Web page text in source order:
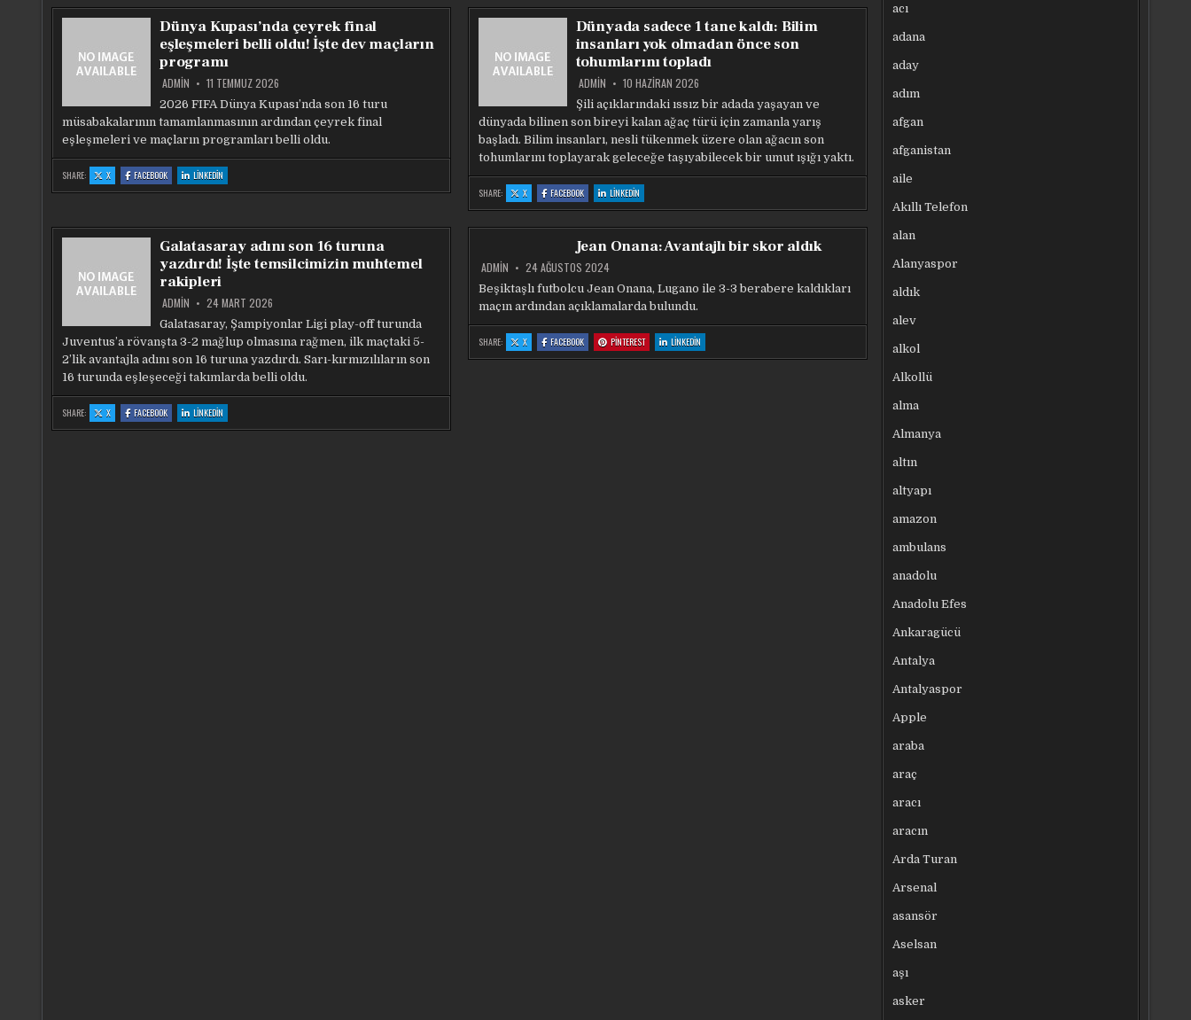
AVRUPA
KUPALARINDA
BEŞIKTAŞ
VE
TRABZONSPOR’UN
OLASI
OLACAK
AVRUPA
KURA
ÇEKIMI!
FENERBAHÇE,
BEŞIKTAŞ
VE
TRABZONSPOR’UN
OLASI
RAKIPLERI
BELLI
OLACAK
AVRUPA
KURA
ÇEKIMI!
FENERBAHÇE,
BEŞIKTAŞ
VE
TRABZONSPOR’UN
OLASI
RAKIPLERI
BELLI
OLACAK
Dünya Kupası’nda çeyrek final
eşleşmeleri belli oldu! İşte dev maçların
programı
ADMIN 11 TEMMUZ 2026
2026 FIFA Dünya Kupası’nda son 16 turu
müsabakalarının tamamlanmasının ardından çeyrek final
eşleşmeleri ve maçların programları belli oldu.
SHARE: X:
DÜNYA
KUPASI’NDA
BELLI
OLDU!
PROGRAMI
FACEBOOK:
DÜNYA
KUPASI’NDA
BELLI
İŞTE
DEV
MAÇLARIN
PROGRAMI
LINKEDIN
DÜNYA
KUPASI’NDA
BELLI
İŞTE
DEV
MAÇLARIN
PROGRAMI
Dünyada sadece 1 tane kaldı: Bilim
insanları yok olmadan önce son
tohumlarını topladı
ADMIN 10 HAZIRAN 2026
Şili açıklarındaki ıssız bir adada yaşayan ve
dünyada bilinen son bireyi kalan ağaç türü için zamanla yarış
başladı. Bilim insanları, nesli tükenmek üzere olan ağacın son
tohumlarını toplayarak geleceğe taşıyabilecek bir umut ışığı yaktı.
SHARE: X:
DÜNYADA
SADECE
TANE
YOK
OLMADAN
ÖNCE
SON
TOHUMLARINI
TOPLADI
FACEBOOK:
DÜNYADA
SADECE
TANE
BILIM
INSANLARI
YOK
OLMADAN
SON
TOHUMLARINI
TOPLADI
LINKEDIN:
DÜNYADA
SADECE
TANE
BILIM
INSANLARI
SON
TOHUMLARINI
TOPLADI
Galatasaray adını son 16 turuna
yazdırdı! İşte temsilcimizin muhtemel
rakipleri
ADMIN 24 MART 2026
Galatasaray, Şampiyonlar Ligi play-off turunda
Juventus’a rövanşta 3-2 mağlup olmasına rağmen, ilk maçtaki 5-
2’lik avantajla adını son 16 turuna yazdırdı. Sarı-kırmızılıların son
16 turunda eşleşeceği takımlarda belli oldu.
SHARE: X:
GALATASARAY
ADINI
FACEBOOK:
GALATASARAY
ADINI
LINKEDIN
GALATASARAY
ADINI
Jean Onana: Avantajlı bir skor aldık
ADMIN 24 AĞUSTOS 2024
Beşiktaşlı futbolcu Jean Onana, Lugano ile 3-3 berabere kaldıkları
maçın ardından açıklamalarda bulundu.
SHARE: X:
JEAN
ONANA:
FACEBOOK:
JEAN
ONANA:
PINTEREST:
JEAN
ONANA:
LINKEDIN:
JEAN
ONANA:
acı
adana
aday
adım
afgan
afganistan
aile
Akıllı Telefon
alan
Alanyaspor
aldık
alev
alkol
Alkollü
alma
Almanya
altın
altyapı
amazon
ambulans
anadolu
Anadolu Efes
Ankaragücü
Antalya
Antalyaspor
Apple
araba
araç
aracı
aracın
Arda Turan
Arsenal
asansör
Aselsan
aşı
asker